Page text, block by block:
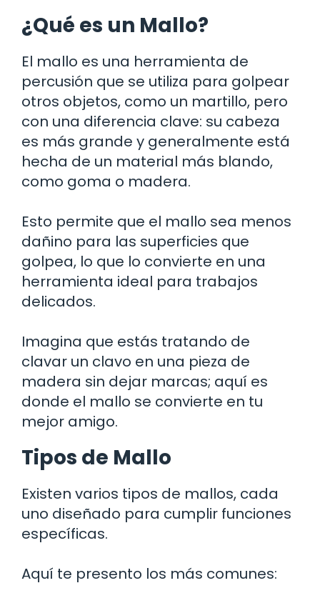
¿Qué es un Mallo?
El mallo es una herramienta de
percusión que se utiliza para golpear
otros objetos, como un martillo, pero
con una diferencia clave: su cabeza
es más grande y generalmente está
hecha de un material más blando,
como goma o madera.
Esto permite que el mallo sea menos
dañino para las superficies que
golpea, lo que lo convierte en una
herramienta ideal para trabajos
delicados.
Imagina que estás tratando de
clavar un clavo en una pieza de
madera sin dejar marcas; aquí es
donde el mallo se convierte en tu
mejor amigo.
Tipos de Mallo
Existen varios tipos de mallos, cada
uno diseñado para cumplir funciones
específicas.
Aquí te presento los más comunes: